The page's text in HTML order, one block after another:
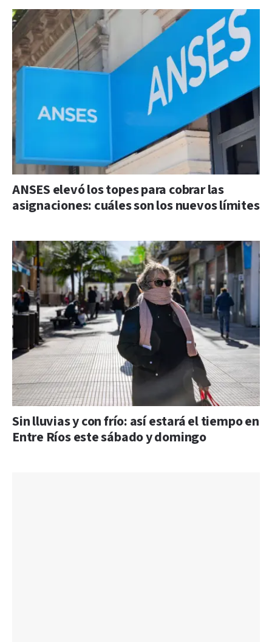
ANSES elevó los topes para cobrar las
asignaciones: cuáles son los nuevos límites
Sin lluvias y con frío: así estará el tiempo en
Entre Ríos este sábado y domingo